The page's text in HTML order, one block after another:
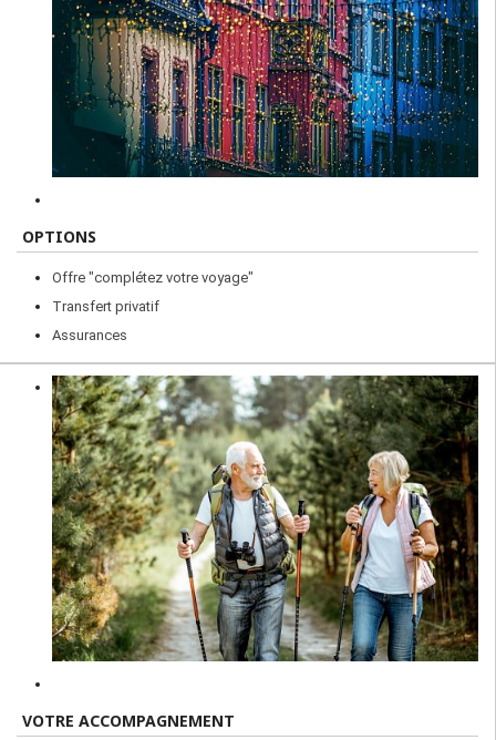
OPTIONS
Offre "complétez votre voyage"
Transfert privatif
Assurances
VOTRE ACCOMPAGNEMENT